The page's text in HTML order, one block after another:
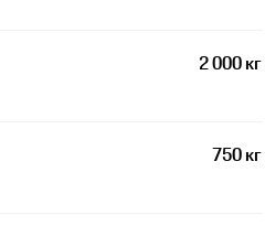
2 000 кг
750 кг